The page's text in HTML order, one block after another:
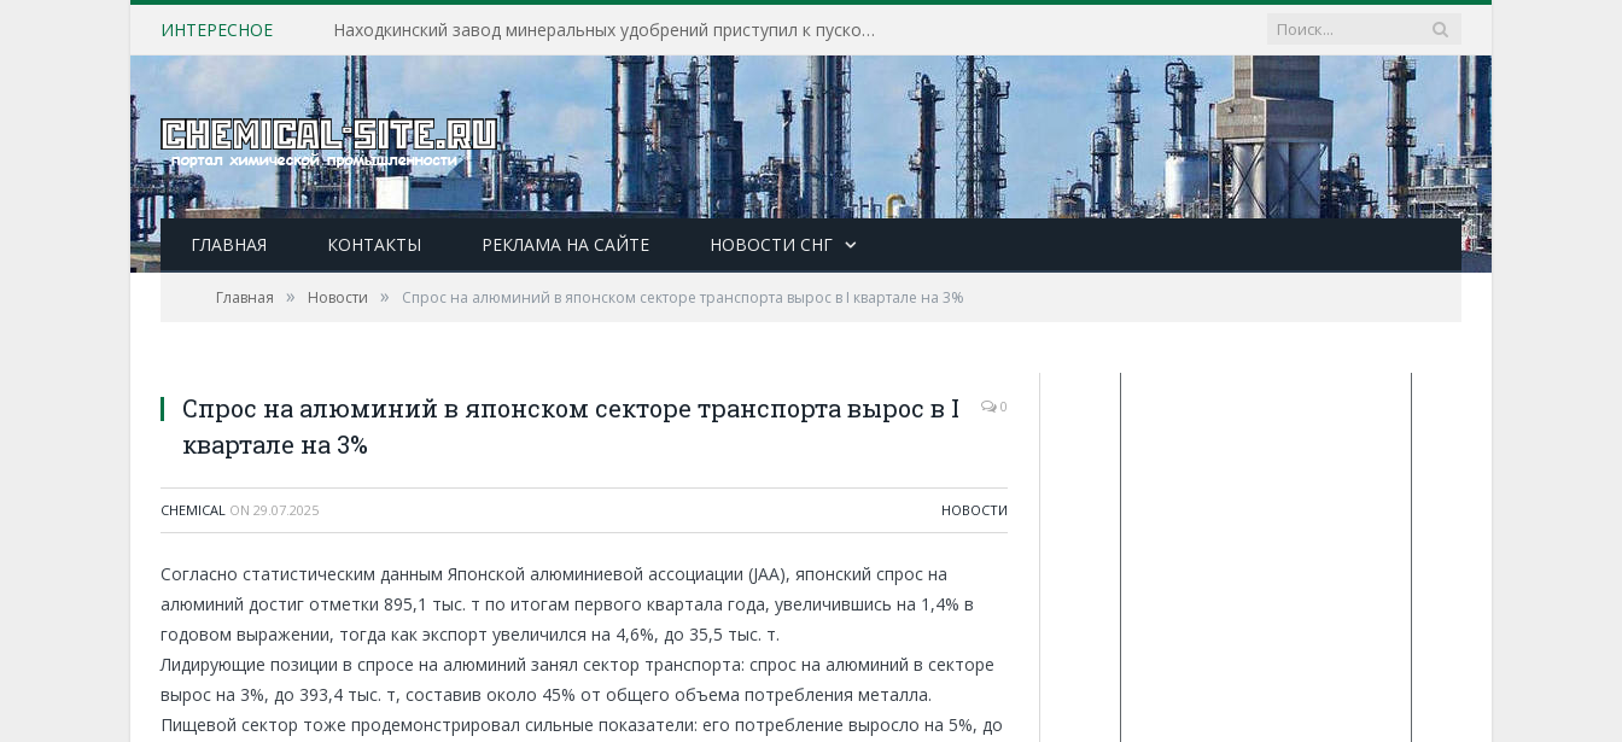
ИНТЕРЕСНОЕ Находкинский завод минеральных удобрений приступил к пусконаладочным работам на строящихся производственных объектах завода
ГЛАВНАЯ КОНТАКТЫ РЕКЛАМА НА САЙТЕ НОВОСТИ СНГ
Главная » Новости » Спрос на алюминий в японском секторе транспорта вырос в I квартале на 3%
Спрос на алюминий в японском секторе транспорта вырос в I
квартале на 3%
0
CHEMICAL ON 29.07.2025 НОВОСТИ
Согласно статистическим данным Японской алюминиевой ассоциации (JAA), японский спрос на
алюминий достиг отметки 895,1 тыс. т по итогам первого квартала года, увеличившись на 1,4% в
годовом выражении, тогда как экспорт увеличился на 4,6%, до 35,5 тыс. т.
Лидирующие позиции в спросе на алюминий занял сектор транспорта: спрос на алюминий в секторе
вырос на 3%, до 393,4 тыс. т, составив около 45% от общего объема потребления металла.
Пищевой сектор тоже продемонстрировал сильные показатели: его потребление выросло на 5%, до